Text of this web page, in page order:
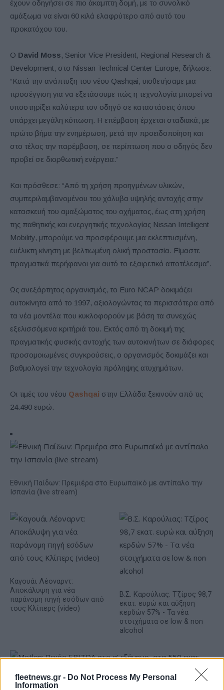
fleetnews.gr - Do Not Process My Personal
Information
έχουν οδηγήσει σε πιο άκαμπτη δομή, με το συνολικό
αμάξωμα να είναι 60 κιλά ελαφρύτερο από αυτό του
προκατόχου του.
Ο David Moss, Senior Vice President, Regional Research &
Development, στο Nissan Technical Center Europe, δήλωσε:
“Κατά την ανάπτυξη του νέου Qashqai, υιοθετήσαμε μια
προσέγγιση για να εξετάσουμε πώς η τεχνολογία μπορεί να
υποστηρίξει καλύτερα τον οδηγό σε καταστάσεις όπου
υπάρχει μεγάλη κόπωση. Η επέμβαση έρχεται σταδιακά, με
πρώτο βήμα την ενημέρωση, μετά την προειδοποίηση και
στο τέλος την παρέμβαση, σε περίπτωση που ο οδηγός δεν
προβεί σε διορθωτική ενέργεια.”
Και πρόσθεσε: “Από τη χρήση προηγμένων υλικών,
συμπεριλαμβανομένου του χάλυβα υψηλής αντοχής στην
κατασκευή του αμαξώματος του οχήματος, έως στη χρήση
της παθητικής και ενεργητικής τεχνολογίας Nissan Intelligent
Mobility, μπορούμε να προσφέρουμε μια εκλεπτυσμένη,
ευέλικτη κίνηση με βελτιωμένη ολική προστασία. Είμαστε
πραγματικά περήφανοι για αυτό το εξαιρετικό αποτέλεσμα”.
Ως ανεξάρτητος οργανισμός, το Euro NCAP δοκιμάζει
αυτοκίνητα από το 1997, αξιολογώντας τα περισσότερα από
τα νέα μοντέλα που κυκλοφορούν με βάση τα συνεχώς
εξελισσόμενα κριτήριά του. Εκτός από τη δοκιμή της
πραγματικής φυσικής αντοχής των αυτοκινήτων σε διάφορες
προσομοιωμένες συγκρούσεις, ο οργανισμός δοκιμάζει και
βαθμολογεί την τεχνολογία πρόληψης ατυχημάτων.
Οι τιμές του νέου Qashqai στην Ελλάδα ξεκινούν από τις
24.490 ευρώ.
Εθνική Παίδων: Πρεμιέρα στο Ευρωπαϊκό με αντίπαλο την
Ισπανία (live stream)
Καγουάι Λέοναρντ:
Αποκάλυψη για νέα
παράνομη πηγή εσόδων από
τους Κλίπερς (video)
Β.Σ. Καρούλιας: Τζίρος 98,7
εκατ. ευρώ και αύξηση
κερδών 57% - Τα νέα
στοιχήματα σε low & non
alcohol